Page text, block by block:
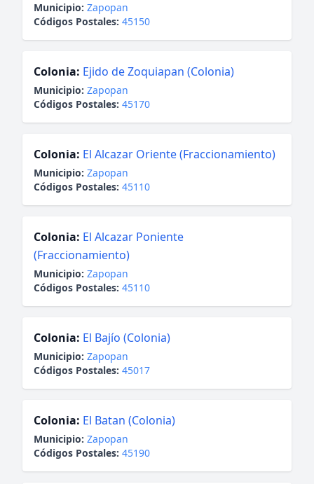
Municipio: Zapopan
Códigos Postales: 45150
Colonia: Ejido de Zoquiapan (Colonia)
Municipio: Zapopan
Códigos Postales: 45170
Colonia: El Alcazar Oriente (Fraccionamiento)
Municipio: Zapopan
Códigos Postales: 45110
Colonia: El Alcazar Poniente
(Fraccionamiento)
Municipio: Zapopan
Códigos Postales: 45110
Colonia: El Bajío (Colonia)
Municipio: Zapopan
Códigos Postales: 45017
Colonia: El Batan (Colonia)
Municipio: Zapopan
Códigos Postales: 45190